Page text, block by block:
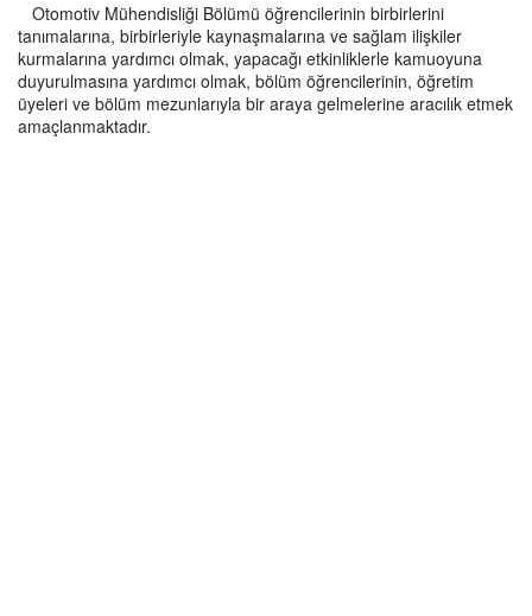
Otomotiv Mühendisliği Bölümü öğrencilerinin birbirlerini
tanımalarına, birbirleriyle kaynaşmalarına ve sağlam ilişkiler
kurmalarına yardımcı olmak, yapacağı etkinliklerle kamuoyuna
duyurulmasına yardımcı olmak, bölüm öğrencilerinin, öğretim
üyeleri ve bölüm mezunlarıyla bir araya gelmelerine aracılık etmek
amaçlanmaktadır.